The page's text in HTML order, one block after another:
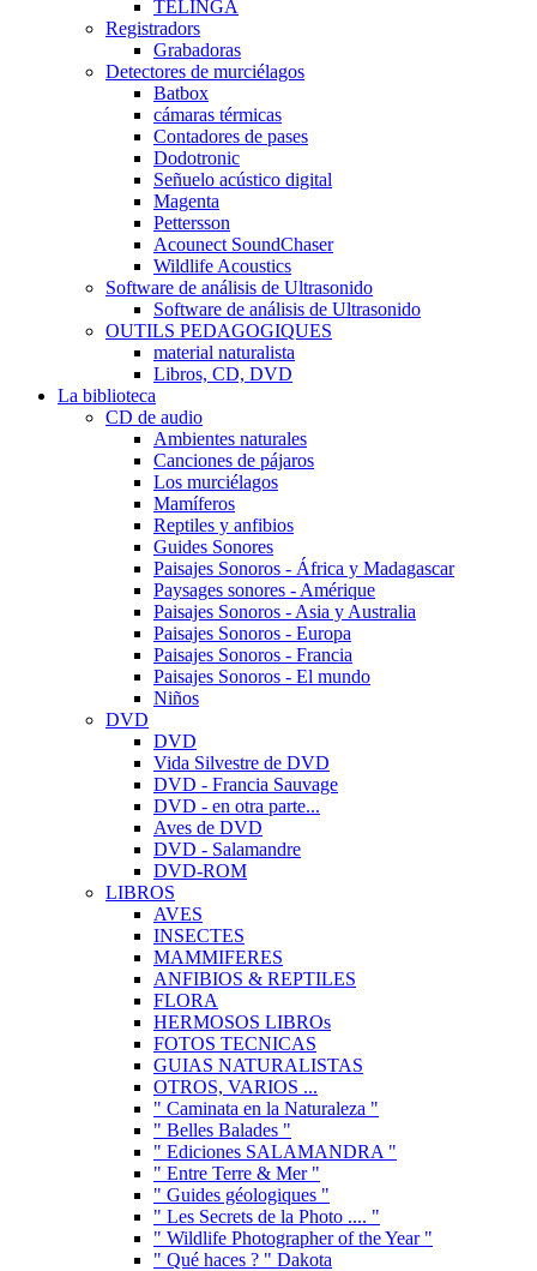
TELINGA
Registradors
Grabadoras
Detectores de murciélagos
Batbox
cámaras térmicas
Contadores de pases
Dodotronic
Señuelo acústico digital
Magenta
Pettersson
Acounect SoundChaser
Wildlife Acoustics
Software de análisis de Ultrasonido
Software de análisis de Ultrasonido
OUTILS PEDAGOGIQUES
material naturalista
Libros, CD, DVD
La biblioteca
CD de audio
Ambientes naturales
Canciones de pájaros
Los murciélagos
Mamíferos
Reptiles y anfibios
Guides Sonores
Paisajes Sonoros - África y Madagascar
Paysages sonores - Amérique
Paisajes Sonoros - Asia y Australia
Paisajes Sonoros - Europa
Paisajes Sonoros - Francia
Paisajes Sonoros - El mundo
Niños
DVD
DVD
Vida Silvestre de DVD
DVD - Francia Sauvage
DVD - en otra parte...
Aves de DVD
DVD - Salamandre
DVD-ROM
LIBROS
AVES
INSECTES
MAMMIFERES
ANFIBIOS & REPTILES
FLORA
HERMOSOS LIBROs
FOTOS TECNICAS
GUIAS NATURALISTAS
OTROS, VARIOS ...
" Caminata en la Naturaleza "
" Belles Balades "
" Ediciones SALAMANDRA "
" Entre Terre & Mer "
" Guides géologiques "
" Les Secrets de la Photo .... "
" Wildlife Photographer of the Year "
" Qué haces ? " Dakota